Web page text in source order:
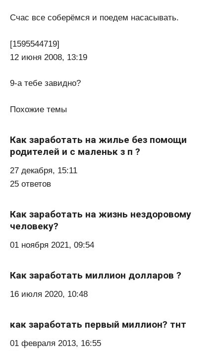
Счас все соберёмся и поедем насасывать.
[1595544719]
12 июня 2008, 13:19
9-а тебе завидно?
Похожие темы
Как заработать на жилье без помощи
родителей и с маленьк з п ?
27 декабря, 15:11
25 ответов
Как заработать на жизнь нездоровому
человеку?
01 ноября 2021, 09:54
Как заработать миллион долларов ?
16 июля 2020, 10:48
как заработать первый миллион? тнт
01 февраля 2013, 16:55